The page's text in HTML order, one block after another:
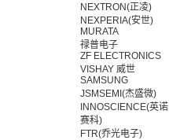
NEXTRON(正凌)
NEXPERIA(安世)
MURATA
禄普电子
ZF ELECTRONICS
VISHAY 威世
SAMSUNG
JSMSEMI(杰盛微)
INNOSCIENCE(英诺
赛科)
FTR(乔光电子)